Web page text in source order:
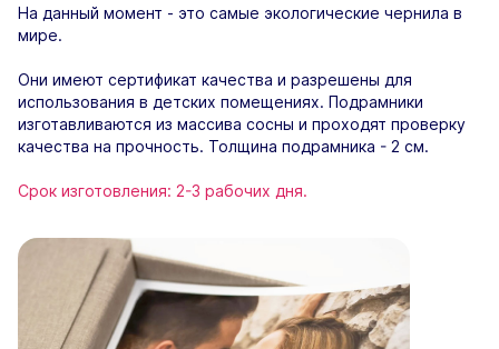
На данный момент - это самые экологические чернила в
мире.
Они имеют сертификат качества и разрешены для
использования в детских помещениях. Подрамники
изготавливаются из массива сосны и проходят проверку
качества на прочность. Толщина подрамника - 2 см.
Срок изготовления: 2-3 рабочих дня.